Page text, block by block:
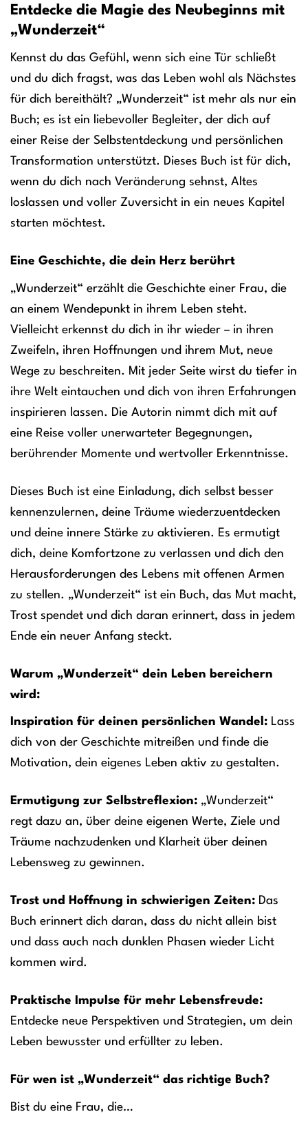
Entdecke die Magie des Neubeginns mit
„Wunderzeit“
Kennst du das Gefühl, wenn sich eine Tür schließt
und du dich fragst, was das Leben wohl als Nächstes
für dich bereithält? „Wunderzeit“ ist mehr als nur ein
Buch; es ist ein liebevoller Begleiter, der dich auf
einer Reise der Selbstentdeckung und persönlichen
Transformation unterstützt. Dieses Buch ist für dich,
wenn du dich nach Veränderung sehnst, Altes
loslassen und voller Zuversicht in ein neues Kapitel
starten möchtest.
Eine Geschichte, die dein Herz berührt
„Wunderzeit“ erzählt die Geschichte einer Frau, die
an einem Wendepunkt in ihrem Leben steht.
Vielleicht erkennst du dich in ihr wieder – in ihren
Zweifeln, ihren Hoffnungen und ihrem Mut, neue
Wege zu beschreiten. Mit jeder Seite wirst du tiefer in
ihre Welt eintauchen und dich von ihren Erfahrungen
inspirieren lassen. Die Autorin nimmt dich mit auf
eine Reise voller unerwarteter Begegnungen,
berührender Momente und wertvoller Erkenntnisse.
Dieses Buch ist eine Einladung, dich selbst besser
kennenzulernen, deine Träume wiederzuentdecken
und deine innere Stärke zu aktivieren. Es ermutigt
dich, deine Komfortzone zu verlassen und dich den
Herausforderungen des Lebens mit offenen Armen
zu stellen. „Wunderzeit“ ist ein Buch, das Mut macht,
Trost spendet und dich daran erinnert, dass in jedem
Ende ein neuer Anfang steckt.
Warum „Wunderzeit“ dein Leben bereichern
wird:
Inspiration für deinen persönlichen Wandel: Lass
dich von der Geschichte mitreißen und finde die
Motivation, dein eigenes Leben aktiv zu gestalten.
Ermutigung zur Selbstreflexion: „Wunderzeit“
regt dazu an, über deine eigenen Werte, Ziele und
Träume nachzudenken und Klarheit über deinen
Lebensweg zu gewinnen.
Trost und Hoffnung in schwierigen Zeiten: Das
Buch erinnert dich daran, dass du nicht allein bist
und dass auch nach dunklen Phasen wieder Licht
kommen wird.
Praktische Impulse für mehr Lebensfreude:
Entdecke neue Perspektiven und Strategien, um dein
Leben bewusster und erfüllter zu leben.
Für wen ist „Wunderzeit“ das richtige Buch?
Bist du eine Frau, die…